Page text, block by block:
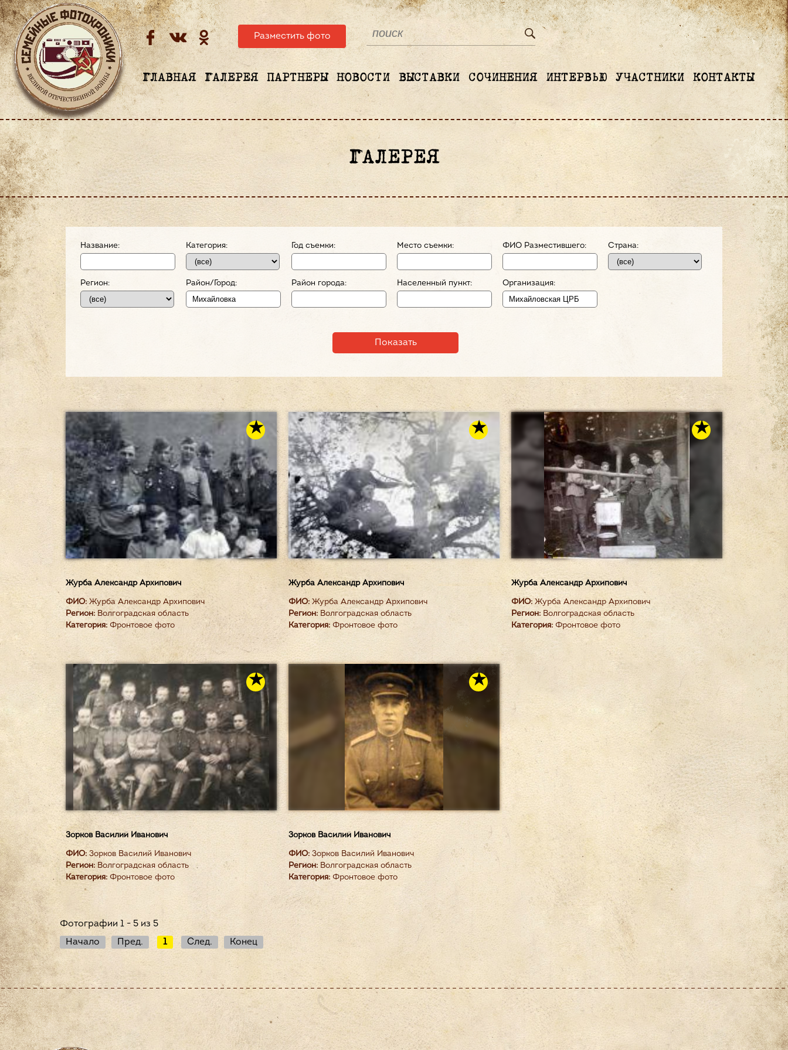
Разместить фото
ГЛАВНАЯ ГАЛЕРЕЯ ПАРТНЕРЫ НОВОСТИ ВЫСТАВКИ СОЧИНЕНИЯ ИНТЕРВЬЮ УЧАСТНИКИ КОНТАКТЫ
ГАЛЕРЕЯ
Название: Категория: Год съемки: Место съемки: ФИО Разместившего: Страна:
Регион: Район/Город: Район города: Населенный пункт: Организация:
Журба Александр Архипович
ФИО:Журба Александр Архипович
Регион: Волгоградская область
Категория: Фронтовое фото
Журба Александр Архипович
ФИО:Журба Александр Архипович
Регион:Волгоградская область
Категория:Фронтовое фото
Журба Александр Архипович
ФИО:Журба Александр Архипович
Регион:Волгоградская область
Категория:Фронтовое фото
Зорков Василий Иванович
ФИО: Зорков Василий Иванович
Регион: Волгоградская область
Категория: Фронтовое фото
Зорков Василий Иванович
ФИО:Зорков Василий Иванович
Регион:Волгоградская область
Категория:Фронтовое фото
Фотографии 1 - 5 из 5
Начало
Пред. 1 След. Конец